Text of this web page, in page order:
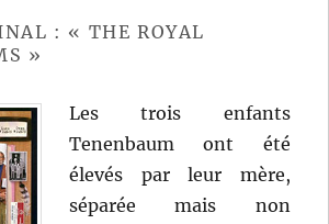
: « THE ROYAL
»
Les trois enfants
Tenenbaum ont été
élevés par leur mère,
séparée mais non